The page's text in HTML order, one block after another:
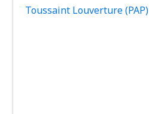
Toussaint Louverture (PAP)